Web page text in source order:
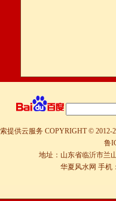
提供云服务 COPYRIGHT © 2012-
鲁
地址：山东省临沂市兰
华夏风水网 手机